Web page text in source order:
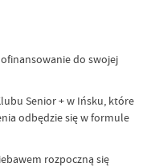
do swojej
Senior + w Ińsku, które
odbędzie się w formule
rozpoczną się